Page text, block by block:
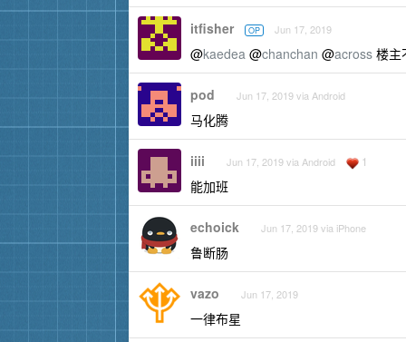
itfisher OP Jun 17, 2019
@kaedea @chanchan @across 楼主
pod Jun 17, 2019 via Android
马化腾
iiii Jun 17, 2019 via Android 1
能加班
echoick Jun 17, 2019 via iPhone
鲁断肠
vazo Jun 17, 2019
一律布星